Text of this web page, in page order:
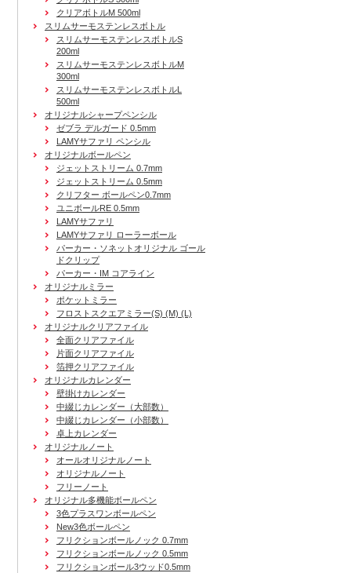
クリアボトルM 500ml
スリムサーモステンレスボトル
スリムサーモステンレスボトルS
200ml
スリムサーモステンレスボトルM
300ml
スリムサーモステンレスボトルL
500ml
オリジナルシャープペンシル
ゼブラ デルガード 0.5mm
LAMYサファリ ペンシル
オリジナルボールペン
ジェットストリーム 0.7mm
ジェットストリーム 0.5mm
クリフター ボールペン0.7mm
ユニボールRE 0.5mm
LAMYサファリ
LAMYサファリ ローラーボール
パーカー・ソネットオリジナル ゴール
ドクリップ
パーカー・IM コアライン
オリジナルミラー
ポケットミラー
フロストスクエアミラー(S) (M) (L)
オリジナルクリアファイル
全面クリアファイル
片面クリアファイル
箔押クリアファイル
オリジナルカレンダー
壁掛けカレンダー
中綴じカレンダー（大部数）
中綴じカレンダー（小部数）
卓上カレンダー
オリジナルノート
オールオリジナルノート
オリジナルノート
フリーノート
オリジナル多機能ボールペン
3色プラスワンボールペン
New3色ボールペン
フリクションボールノック 0.7mm
フリクションボールノック 0.5mm
フリクションボール3ウッド0.5mm